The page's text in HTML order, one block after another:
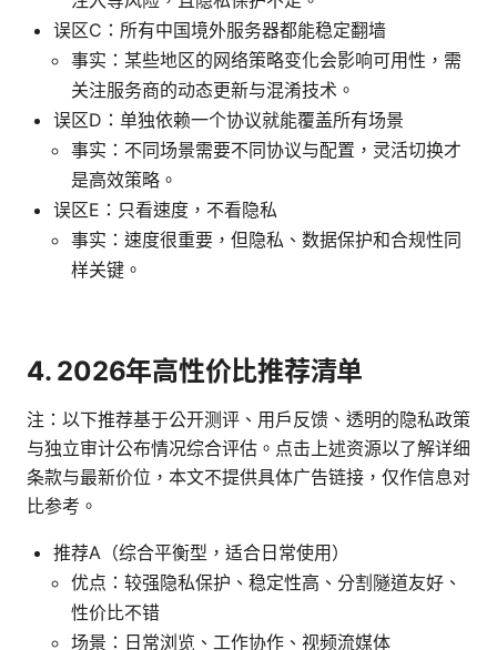
误区C：所有中国境外服务器都能稳定翻墙
事实：某些地区的网络策略变化会影响可用性，需
关注服务商的动态更新与混淆技术。
误区D：单独依赖一个协议就能覆盖所有场景
事实：不同场景需要不同协议与配置，灵活切换才
是高效策略。
误区E：只看速度，不看隐私
事实：速度很重要，但隐私、数据保护和合规性同
样关键。
4. 2026年高性价比推荐清单
注：以下推荐基于公开测评、用户反馈、透明的隐私政策
与独立审计公布情况综合评估。点击上述资源以了解详细
条款与最新价位，本文不提供具体广告链接，仅作信息对
比参考。
推荐A（综合平衡型，适合日常使用）
优点：较强隐私保护、稳定性高、分割隧道友好、
性价比不错
场景：日常浏览、工作协作、视频流媒体